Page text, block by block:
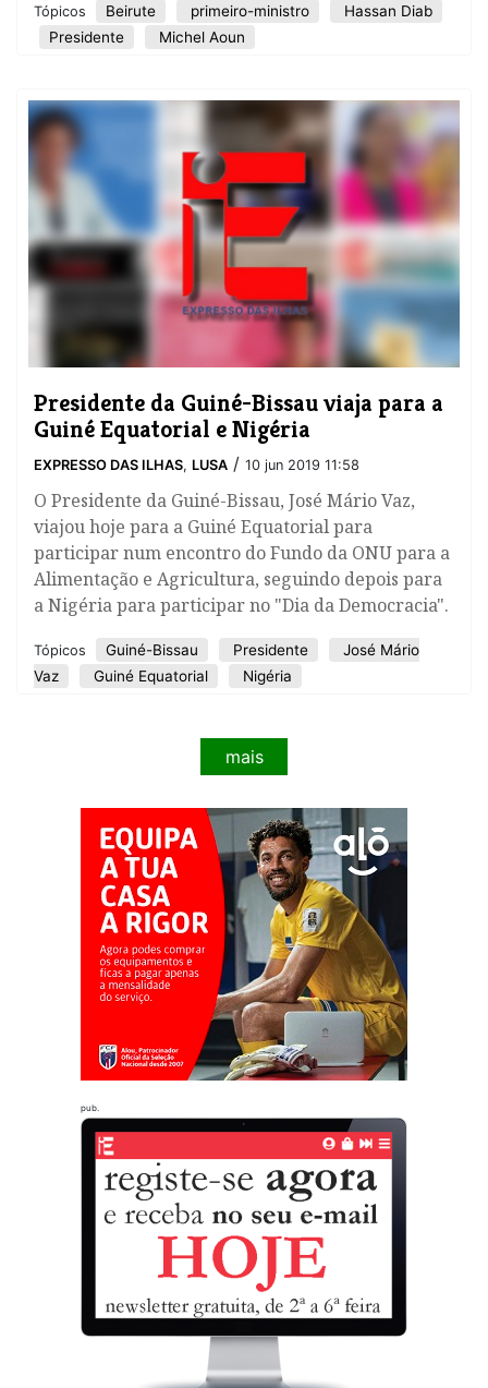
Tópicos Beirute primeiro-ministro
Hassan Diab
Presidente
Michel Aoun
Presidente da Guiné-Bissau viaja para a
Guiné Equatorial e Nigéria
EXPRESSO DAS ILHAS, LUSA / 10 jun 2019 11:58
O Presidente da Guiné-Bissau, José Mário Vaz,
viajou hoje para a Guiné Equatorial para
participar num encontro do Fundo da ONU para a
Alimentação e Agricultura, seguindo depois para
a Nigéria para participar no "Dia da Democracia".
Tópicos Guiné-Bissau Presidente
José Mário
Vaz
Guiné Equatorial Nigéria
mais
pub.